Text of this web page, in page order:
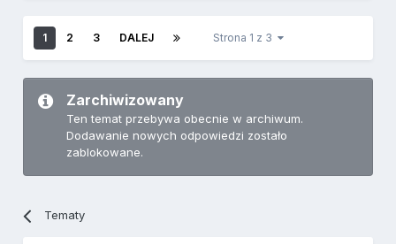
1 2 3 DALEJ Strona 1 z 3
Zarchiwizowany
Ten temat przebywa obecnie w archiwum.
Dodawanie nowych odpowiedzi zostało
zablokowane.
Tematy